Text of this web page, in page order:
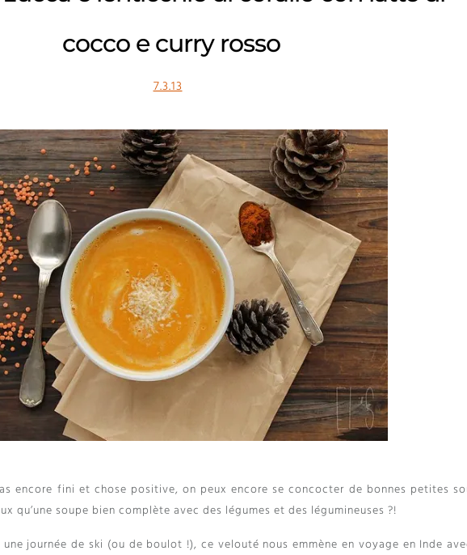
cocco e curry rosso
7.3.13
encore fini et chose positive,on peux encore se concocter de bonnes petites
qu’une soupe bien complète avec des légumes et des légumineuses ?!
journée de ski (ou de boulot !), ce velouté nous emmène en voyage en Inde